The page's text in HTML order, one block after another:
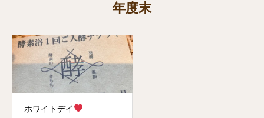
年度末
ホワイトデイ